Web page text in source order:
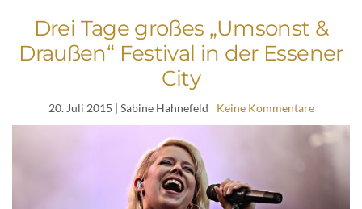
Drei Tage großes „Umsonst &
Draußen“ Festival in der Essener
City
20. Juli 2015 | Sabine Hahnefeld Keine Kommentare